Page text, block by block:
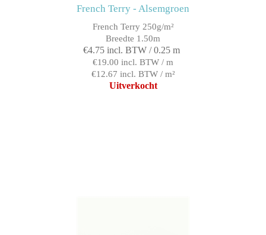
French Terry - Alsemgroen
French Terry 250g/m²
Breedte 1.50m
€4.75 incl. BTW / 0.25 m
€19.00 incl. BTW / m
€12.67 incl. BTW / m²
Uitverkocht